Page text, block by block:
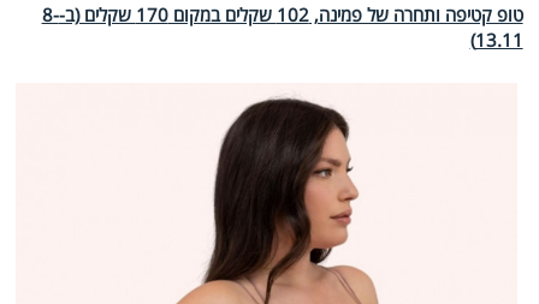
טופ קטיפה ותחרה של פמינה, 102 שקלים במקום 170 שקלים (ב-8-
13.11)